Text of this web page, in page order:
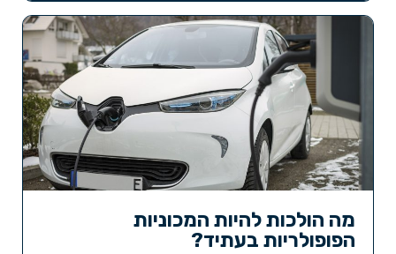
מה הולכות להיות המכוניות
הפופולריות בעתיד?